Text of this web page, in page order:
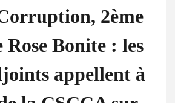
2ème
Rose Bonite : les
appellent à